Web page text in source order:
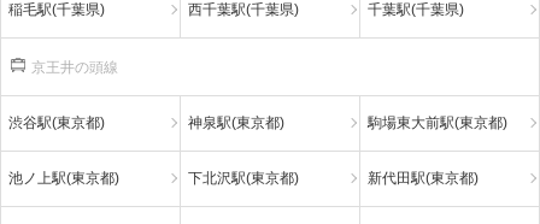
稲毛駅(千葉県) 西千葉駅(千葉県) 千葉駅(千葉県)
京王井の頭線
渋谷駅(東京都) 神泉駅(東京都) 駒場東大前駅(東京都)
池ノ上駅(東京都) 下北沢駅(東京都) 新代田駅(東京都)